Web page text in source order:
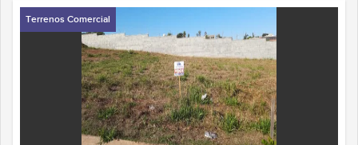
Terrenos Comercial